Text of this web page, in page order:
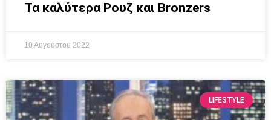
Τα καλύτερα Ρουζ και Bronzers
10 Αυγούστου 2022
LIFESTYLE